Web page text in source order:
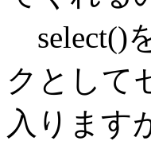
select()
クとして
入ります